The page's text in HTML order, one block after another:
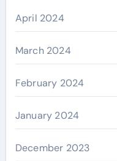
April 2024
March 2024
February 2024
January 2024
December 2023